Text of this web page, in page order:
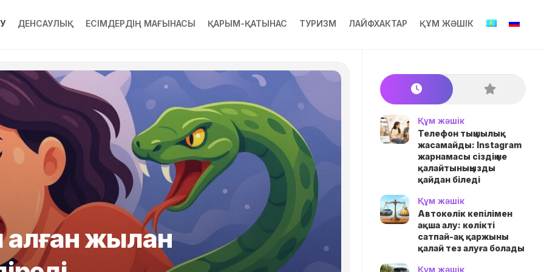
ДЕНСАУЛЫҚ ЕСІМДЕРДІҢ МАҒЫНАСЫ ҚАРЫМ-ҚАТЫНАС ТУРИЗМ ЛАЙФХАКТАР ҚҰМ ЖӘШІК
алған жылан
Құм жәшік
Телефон тыңшылық
жасамайды: Instagram
жарнамасы сіздің не
қалайтыныңызды
қайдан біледі
Құм жәшік
Автокөлік кепілімен
ақша алу: көлікті
сатпай-ақ қаржыны
қалай тез алуға болады
Құм жәшік